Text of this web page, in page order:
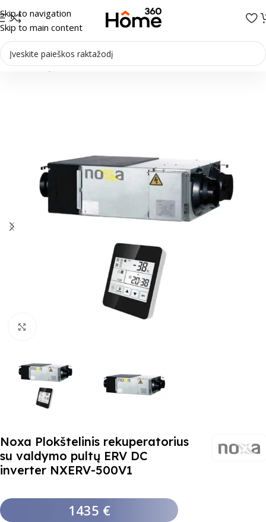
Skip to navigation
Skip to main content
Pradžia/Rekuperatoriai
Noxa Plokštelinis rekuperatorius
su valdymo pultų ERV DC
inverter NXERV-500V1
1435 €